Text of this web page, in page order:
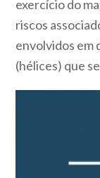
exercício do
riscos
envolvidos em
(hélices) que